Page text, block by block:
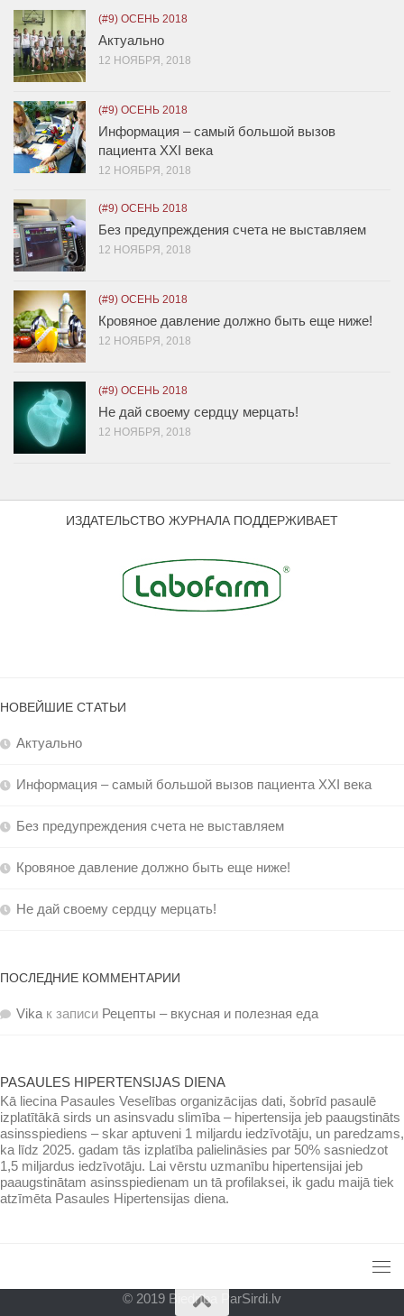
(#9) ОСЕНЬ 2018
Актуально
12 НОЯБРЯ, 2018
(#9) ОСЕНЬ 2018
Информация – самый большой вызов
пациента XXI века
12 НОЯБРЯ, 2018
(#9) ОСЕНЬ 2018
Без предупреждения счета не выставляем
12 НОЯБРЯ, 2018
(#9) ОСЕНЬ 2018
Кровяное давление должно быть еще ниже!
12 НОЯБРЯ, 2018
(#9) ОСЕНЬ 2018
Не дай своему сердцу мерцать!
12 НОЯБРЯ, 2018
ИЗДАТЕЛЬСТВО ЖУРНАЛА ПОДДЕРЖИВАЕТ
НОВЕЙШИЕ СТАТЬИ
Актуально
Информация – самый большой вызов пациента XXI века
Без предупреждения счета не выставляем
Кровяное давление должно быть еще ниже!
Не дай своему сердцу мерцать!
ПОСЛЕДНИЕ КОММЕНТАРИИ
Vika к записи Рецепты – вкусная и полезная еда
PASAULES HIPERTENSIJAS DIENA
Kā liecina Pasaules Veselības organizācijas dati, šobrīd pasaulē
izplatītākā sirds un asinsvadu slimība – hipertensija jeb paaugstināts
asinsspiediens – skar aptuveni 1 miljardu iedzīvotāju, un paredzams,
ka līdz 2025. gadam tās izplatība palielināsies par 50% sasniedzot
1,5 miljardus iedzīvotāju. Lai vērstu uzmanību hipertensijai jeb
paaugstinātam asinsspiedienam un tā profilaksei, ik gadu maijā tiek
atzīmēta Pasaules Hipertensijas diena.
© 2019 Biedrība ParSirdi.lv